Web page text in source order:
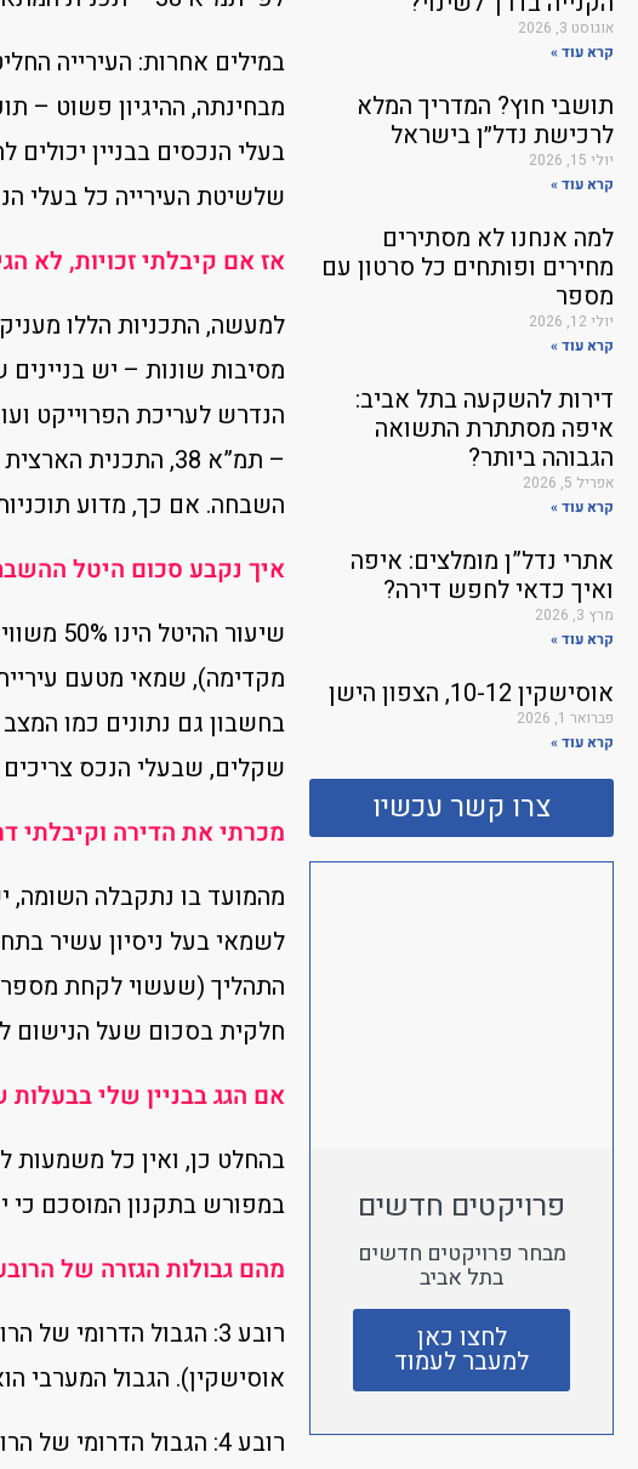
אוגוסט 3, 2026
קרא עוד »
תושבי חוץ? המדריך המלא
לרכישת נדל״ן בישראל
יולי 15, 2026
קרא עוד »
למה אנחנו לא מסתירים
מחירים ופותחים כל סרטון עם
מספר
יולי 12, 2026
קרא עוד »
דירות להשקעה בתל אביב:
איפה מסתתרת התשואה
הגבוהה ביותר?
אפריל 5, 2026
קרא עוד »
אתרי נדל”ן מומלצים: איפה
ואיך כדאי לחפש דירה?
מרץ 3, 2026
קרא עוד »
אוסישקין 10-12, הצפון הישן
פברואר 1, 2026
קרא עוד »
צרו קשר עכשיו
פרויקטים חדשים
מבחר פרויקטים חדשים
בתל אביב
לחצו כאן
למעבר לעמוד
במילים אחרות: העירייה
מבחינתה, ההיגיון פשוט –
בעלי הנכסים בבניין
שלשיטת העירייה כל בעלי הנכסים ברובעים 3 ו-4
אז אם קיבלתי זכויות, לא
למעשה, התכניות הללו
מסיבות שונות – יש
הנדרש לעריכת הפרוייקט
– תמ”א 38, התכנית
השבחה. אם כך, מדוע
איך נקבע סכום היטל
שיעור
מקדימה), שמאי מטעם
בחשבון גם נתונים כמו
שקלים, שבעלי הנכס
מכרתי את הדירה וקיבלתי דרישה לשלם 300,000 ש”ח
לשמאי בעל ניסיון עשיר
התהליך (שעשוי לקחת
חלקית בסכום שעל הנישום
אם הגג בבניין שלי
בהחלט כן, ואין כל
במפורש בתקנון המוסכם כי
מהם גבולות הגזרה של
רובע 3: הגבול הדרומי
אוסישקין). הגבול המערבי
רובע 4: הגבול הדרומי